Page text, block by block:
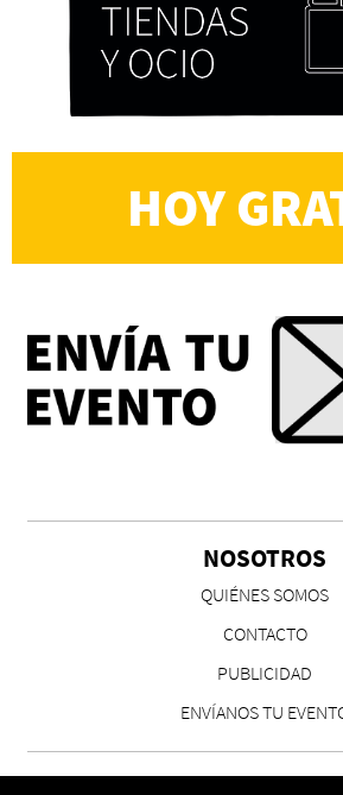
HOY
NOSOTROS
QUIÉNES SOMOS
CONTACTO
PUBLICIDAD
ENVÍANOS TU